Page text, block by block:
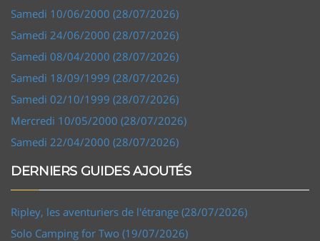
Samedi 10/06/2000 (28/07/2026)
Samedi 24/06/2000 (28/07/2026)
Samedi 08/04/2000 (28/07/2026)
Samedi 18/09/1999 (28/07/2026)
Samedi 02/10/1999 (28/07/2026)
Mercredi 10/05/2000 (28/07/2026)
Samedi 22/04/2000 (28/07/2026)
DERNIERS GUIDES AJOUTÉS
Ripley, les aventuriers de l'étrange (28/07/2026)
Solo Camping for Two (19/07/2026)